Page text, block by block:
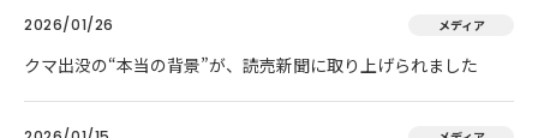
2026/01/26 メディア
クマ出没の“本当の背景”が、読売新聞に取り上げられました